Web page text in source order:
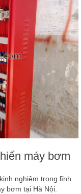
máy bơm
nghiệm trong lĩnh
bơm tại Hà Nội.